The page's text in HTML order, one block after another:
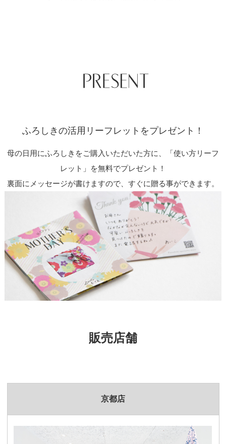
ふろしきの活用リーフレットをプレゼント！
母の日用にふろしきをご購入いただいた方に、「使い方リーフ
レット」を無料でプレゼント！
裏面にメッセージが書けますので、すぐに贈る事ができます。
販売店舗
京都店